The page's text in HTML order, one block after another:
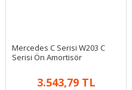
Mercedes C Serisi W203 C
Serisi Ön Amortisör
3.543,79 TL